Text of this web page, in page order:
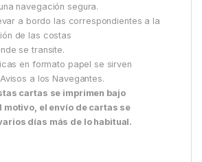
navegación segura.
a bordo las correspondientes a la
de las costas
se transite.
en formato papel se sirven
a los Navegantes.
cartas se imprimen bajo
motivo, el envío de cartas se
días más de lo habitual.